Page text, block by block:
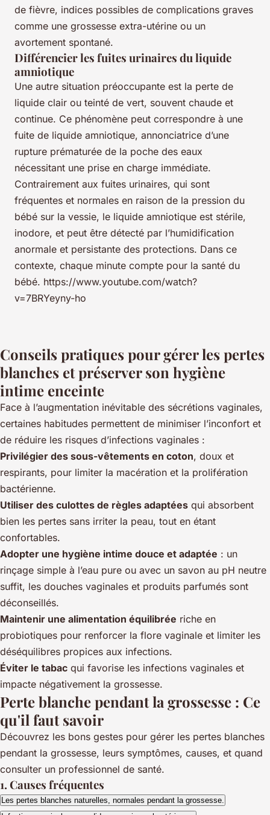
de fièvre, indices possibles de complications graves
comme une grossesse extra-utérine ou un
avortement spontané.
Différencier les fuites urinaires du liquide
amniotique
Une autre situation préoccupante est la perte de
liquide clair ou teinté de vert, souvent chaude et
continue. Ce phénomène peut correspondre à une
fuite de liquide amniotique, annonciatrice d’une
rupture prématurée de la poche des eaux
nécessitant une prise en charge immédiate.
Contrairement aux fuites urinaires, qui sont
fréquentes et normales en raison de la pression du
bébé sur la vessie, le liquide amniotique est stérile,
inodore, et peut être détecté par l’humidification
anormale et persistante des protections. Dans ce
contexte, chaque minute compte pour la santé du
bébé. https://www.youtube.com/watch?
v=7BRYeyny-ho
Conseils pratiques pour gérer les pertes
blanches et préserver son hygiène
intime enceinte
Face à l’augmentation inévitable des sécrétions vaginales,
certaines habitudes permettent de minimiser l’inconfort et
de réduire les risques d’infections vaginales :
Privilégier des sous-vêtements en coton, doux et
respirants, pour limiter la macération et la prolifération
bactérienne.
Utiliser des culottes de règles adaptées qui absorbent
bien les pertes sans irriter la peau, tout en étant
confortables.
Adopter une hygiène intime douce et adaptée : un
rinçage simple à l’eau pure ou avec un savon au pH neutre
suffit, les douches vaginales et produits parfumés sont
déconseillés.
Maintenir une alimentation équilibrée riche en
probiotiques pour renforcer la flore vaginale et limiter les
déséquilibres propices aux infections.
Éviter le tabac qui favorise les infections vaginales et
impacte négativement la grossesse.
Perte blanche pendant la grossesse : Ce
qu'il faut savoir
Découvrez les bons gestes pour gérer les pertes blanches
pendant la grossesse, leurs symptômes, causes, et quand
consulter un professionnel de santé.
1. Causes fréquentes
Les pertes blanches naturelles, normales pendant la grossesse.